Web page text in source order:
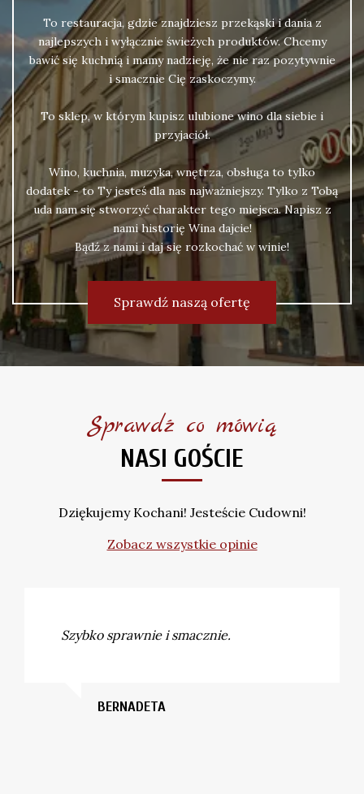
To restauracja, gdzie znajdziesz przekąski i dania z
najlepszych i wyłącznie świeżych produktów. Chcemy
bawić się kuchnią i mamy nadzieję, że nie raz pozytywnie
i smacznie Cię zaskoczymy.
To sklep, w którym kupisz ulubione wino dla siebie i
przyjaciół.
Wino, kuchnia, muzyka, wnętrza, obsługa to tylko
dodatek - to Ty jesteś dla nas najważniejszy. Tylko z Tobą
uda nam się stworzyć charakter tego miejsca. Napisz z
nami historię Wina dajcie!
Bądź z nami i daj się rozkochać w winie!
Sprawdź naszą ofertę
Sprawdź co mówią
NASI GOŚCIE
Dziękujemy Kochani! Jesteście Cudowni!
Zobacz wszystkie opinie
Szybko sprawnie i smacznie.
BERNADETA